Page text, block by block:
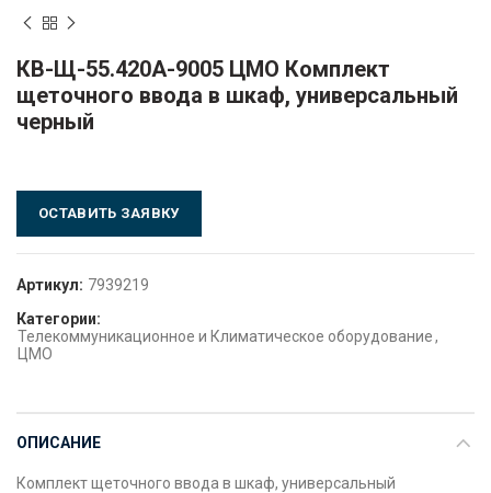
КВ-Щ-55.420А-9005 ЦМО Комплект
щеточного ввода в шкаф, универсальный
черный
ОСТАВИТЬ ЗАЯВКУ
Артикул: 7939219
Категории:
Телекоммуникационное и Климатическое оборудование,
ЦМО
ОПИСАНИЕ
Комплект щеточного ввода в шкаф, универсальный